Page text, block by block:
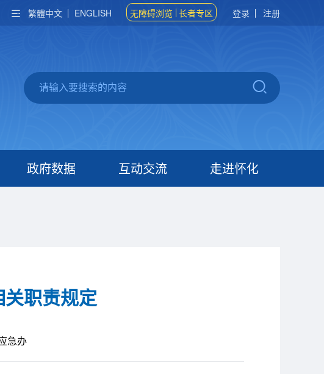
繁體中文 ENGLISH 无障碍浏览 长者专区 登录 注册
政府数据 互动交流 走进怀化
职责规定
急办